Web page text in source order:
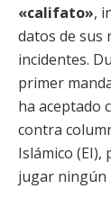
«califato»,
datos de sus
incidentes.
primer
ha aceptado
contra
Islámico
jugar ningún